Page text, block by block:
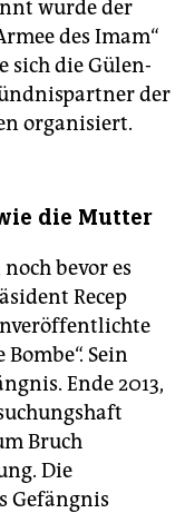
wurde der
des Imam“
sich die Gülen-
der
organisiert.
die Mutter
bevor es
Recep
Sein
Ende 2013,
Bruch
Die
Gefängnis